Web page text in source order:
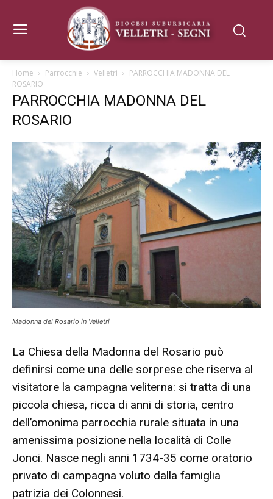
Home Parrocchie Velletri
PARROCCHIA MADONNA DEL
ROSARIO
PARROCCHIA MADONNA DEL
ROSARIO
Madonna del Rosario in Velletri
La Chiesa della Madonna del Rosario può
definirsi come una delle sorprese che riserva al
visitatore la campagna veliterna: si tratta di una
piccola chiesa, ricca di anni di storia, centro
dell’omonima parrocchia rurale situata in una
amenissima posizione nella località di Colle
Jonci. Nasce negli anni 1734-35 come oratorio
privato di campagna voluto dalla famiglia
patrizia dei Colonnesi.